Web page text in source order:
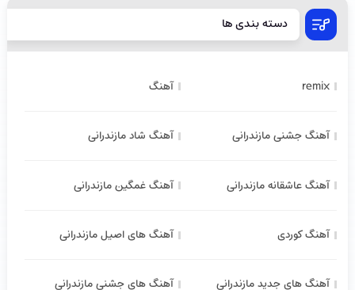
دسته بندی ها
remix آهنگ
آهنگ جشنی مازندرانی آهنگ شاد مازندرانی
آهنگ عاشقانه مازندرانی آهنگ غمگین مازندرانی
آهنگ کوردی آهنگ های اصیل مازندرانی
آهنگ های جدید مازندرانی آهنگ های جشنی مازندرانی